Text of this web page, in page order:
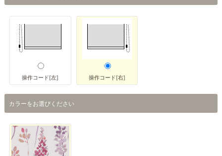
操作コード[左] 操作コード[右]
カラーをお選びください